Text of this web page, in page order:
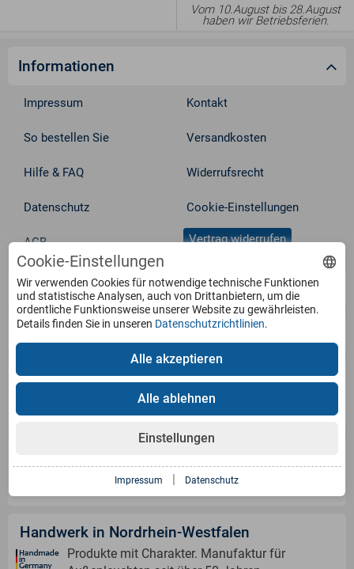
Vom 10.August bis 28.August
haben wir Betriebsferien.
Informationen
Impressum Kontakt
So bestellen Sie Versandkosten
Hilfe & FAQ Widerrufsrecht
Datenschutz Cookie-Einstellungen
AGB Vertrag widerrufen
Service
Produkte
Zahlungsarten
Handwerk in Nordrhein-Westfalen
Produkte mit Charakter. Manufaktur für
Cookie-Einstellungen
Wir verwenden Cookies für notwendige technische Funktionen
und statistische Analysen, auch von Drittanbietern, um die
ordentliche Funktionsweise unserer Website zu gewährleisten.
Details finden Sie in unseren Datenschutzrichtlinien.
Einstellungen
Alle ablehnen
Alle akzeptieren
Impressum Datenschutz